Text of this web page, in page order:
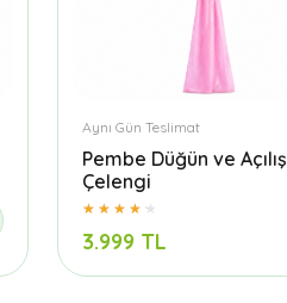
Aynı Gün Teslimat
Pembe Düğün ve Açılış
Çelengi
3.999 TL